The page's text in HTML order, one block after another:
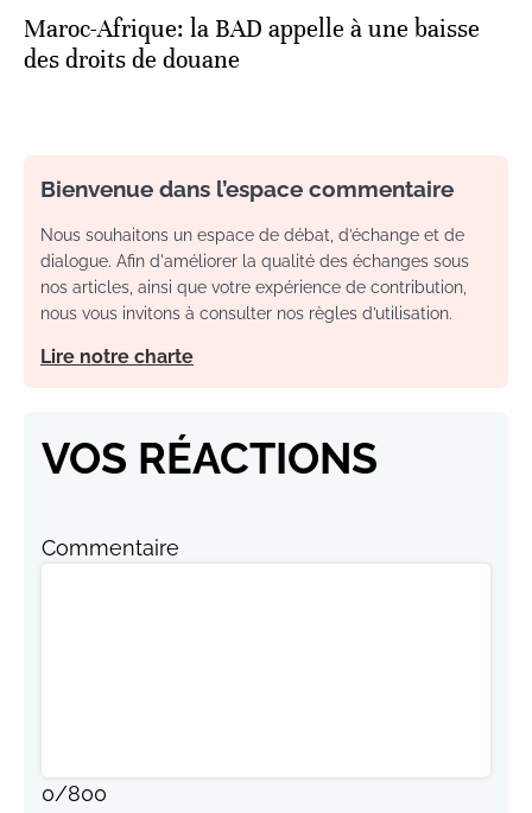
Maroc-Afrique: la BAD appelle à une baisse
des droits de douane
Bienvenue dans l’espace commentaire
Nous souhaitons un espace de débat, d’échange et de
dialogue. Afin d'améliorer la qualité des échanges sous
nos articles, ainsi que votre expérience de contribution,
nous vous invitons à consulter nos règles d’utilisation.
Lire notre charte
VOS RÉACTIONS
Commentaire
0/800